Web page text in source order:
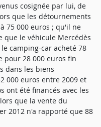
cosignée par lui, de
que les détournements
75 000 euros ; qu'il ne
le véhicule Mercédès
camping-car acheté 78
pour 28 000 euros fin
dans les biens
000 euros entre 2009 et
ont été financés avec les
que la vente du
2012 n'a rapporté que 88